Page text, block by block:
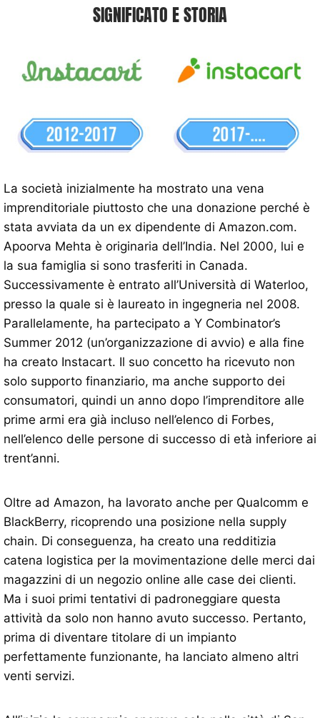
SIGNIFICATO E STORIA
La società inizialmente ha mostrato una vena
imprenditoriale piuttosto che una donazione perché è
stata avviata da un ex dipendente di Amazon.com.
Apoorva Mehta è originaria dell’India. Nel 2000, lui e
la sua famiglia si sono trasferiti in Canada.
Successivamente è entrato all’Università di Waterloo,
presso la quale si è laureato in ingegneria nel 2008.
Parallelamente, ha partecipato a Y Combinator’s
Summer 2012 (un’organizzazione di avvio) e alla fine
ha creato Instacart. Il suo concetto ha ricevuto non
solo supporto finanziario, ma anche supporto dei
consumatori, quindi un anno dopo l’imprenditore alle
prime armi era già incluso nell’elenco di Forbes,
nell’elenco delle persone di successo di età inferiore ai
trent’anni.
Oltre ad Amazon, ha lavorato anche per Qualcomm e
BlackBerry, ricoprendo una posizione nella supply
chain. Di conseguenza, ha creato una redditizia
catena logistica per la movimentazione delle merci dai
magazzini di un negozio online alle case dei clienti.
Ma i suoi primi tentativi di padroneggiare questa
attività da solo non hanno avuto successo. Pertanto,
prima di diventare titolare di un impianto
perfettamente funzionante, ha lanciato almeno altri
venti servizi.